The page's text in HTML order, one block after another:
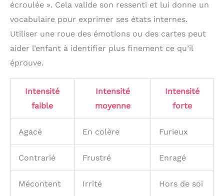
comme cadeau
d’anniversaire, activité
Montessori, ressource
pour coin calme ou jouet
enfants.
transparent avec un design étanche et durable et
à votre santé. Il a une épaisseur de surface élevée
et n'est pas facile à casser. 【Application】Qu'il
s'agisse d'enfants, d'adultes ou de personnes âgées,
nos minuteurs sensoriels liquides conviennent à
jouet apaisant parfait pour les enfants.
écroulée ». Cela valide son ressenti et lui donne un
vocabulaire pour exprimer ses états internes.
Utiliser une roue des émotions ou des cartes peut
aider l’enfant à identifier plus finement ce qu’il
éprouve.
Intensité
faible
Intensité
moyenne
Intensité
forte
Agacé En colère Furieux
Contrarié Frustré Enragé
Mécontent Irrité Hors de soi